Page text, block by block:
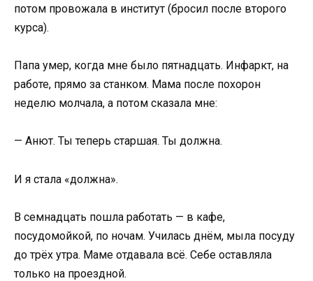
потом провожала в институт (бросил после второго
курса).
Папа умер, когда мне было пятнадцать. Инфаркт, на
работе, прямо за станком. Мама после похорон
неделю молчала, а потом сказала мне:
— Анют. Ты теперь старшая. Ты должна.
И я стала «должна».
В семнадцать пошла работать — в кафе,
посудомойкой, по ночам. Училась днём, мыла посуду
до трёх утра. Маме отдавала всё. Себе оставляла
только на проездной.